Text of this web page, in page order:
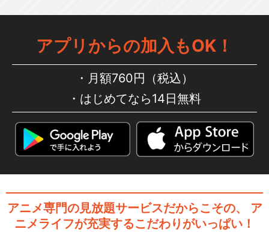
アプリからの加入もOK！
月額760円（税込）
はじめてなら14日無料
アニメ専門の見放題サービスだからこその、
ア
ニメライフが充実するこだわりがいっぱい！